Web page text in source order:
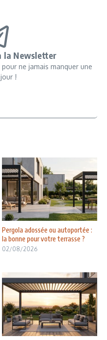
la Newsletter
ne jamais manquer une
!
Pergola adossée ou autoportée :
la bonne pour votre terrasse ?
02/08/2026